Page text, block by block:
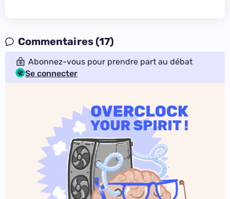
Commentaires (17)
Abonnez-vous pour prendre part au débat
Se connecter